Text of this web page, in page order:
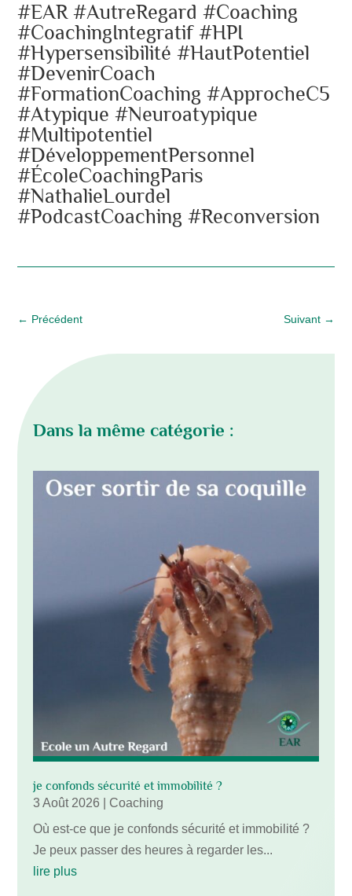
#EAR #AutreRegard #Coaching
#CoachingIntegratif #HPI
#Hypersensibilité #HautPotentiel
#DevenirCoach
#FormationCoaching #ApprocheC5
#Atypique #Neuroatypique
#Multipotentiel
#DéveloppementPersonnel
#ÉcoleCoachingParis
#NathalieLourdel
#PodcastCoaching #Reconversion
← Précédent Suivant→
Dans la même catégorie :
je confonds sécurité et immobilité ?
3 Août 2026
Coaching
Où est-ce que je confonds sécurité et immobilité ?
Je peux passer des heures à regarder les...
lire plus